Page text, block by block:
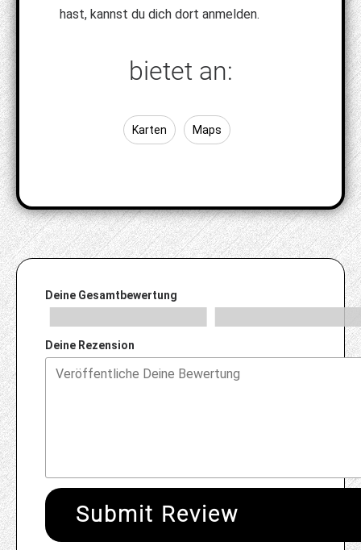
hast, kannst du dich dort anmelden.
bietet an:
Karten Maps
Deine Gesamtbewertung
Deine Rezension
Submit Review